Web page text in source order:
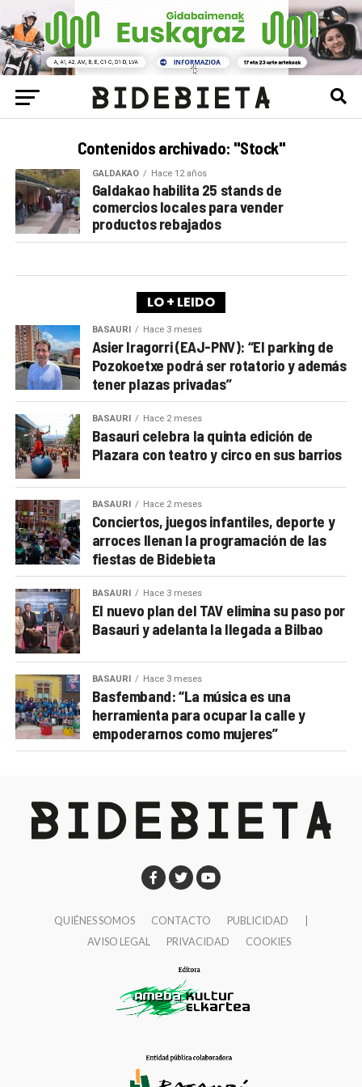
Contenidos archivado: "Stock"
GALDAKAO Hace 12 años
Galdakao habilita 25 stands de
comercios locales para vender
productos rebajados
LO + LEIDO
BASAURI Hace 3 meses
Asier Iragorri (EAJ-PNV): “El parking de
Pozokoetxe podrá ser rotatorio y además
tener plazas privadas”
BASAURI Hace 2 meses
Basauri celebra la quinta edición de
Plazara con teatro y circo en sus barrios
BASAURI Hace 2 meses
Conciertos, juegos infantiles, deporte y
arroces llenan la programación de las
fiestas de Bidebieta
BASAURI Hace 3 meses
El nuevo plan del TAV elimina su paso por
Basauri y adelanta la llegada a Bilbao
BASAURI Hace 3 meses
Basfemband: “La música es una
herramienta para ocupar la calle y
empoderarnos como mujeres”
QUIÉNES SOMOS CONTACTO PUBLICIDAD
AVISO LEGAL
PRIVACIDAD COOKIES